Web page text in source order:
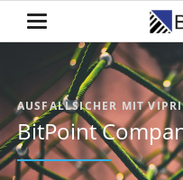
AUSFALLSICHER MIT
BitPoint